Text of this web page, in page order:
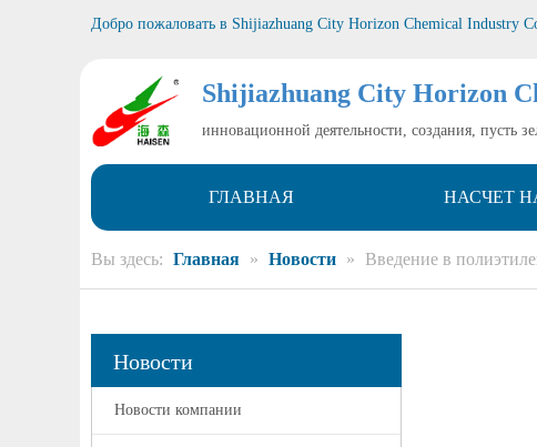
Добро пожаловать в Shijiazhuang City Horizon Chemical Industry
Shijiazhuang City Horizon
инновационной деятельности, создания, пусть
ГЛАВНАЯ НАСЧЕТ
Вы здесь: Главная » Новости » Введение в
Новости
Новости компании